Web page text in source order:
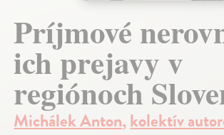
Príjmové
ich prejavy v
regiónoch
Michálek Anton,kolektív